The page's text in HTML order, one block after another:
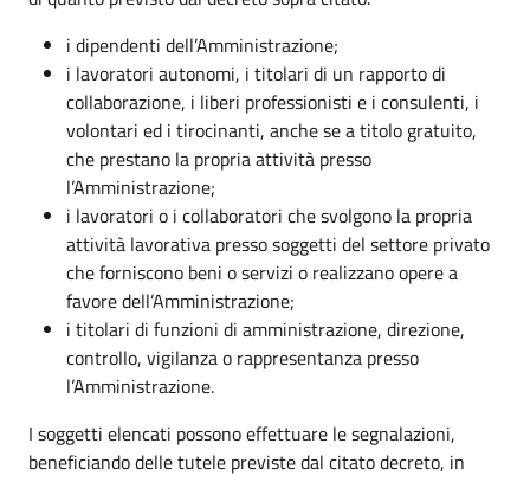
i dipendenti dell’Amministrazione;
i lavoratori autonomi, i titolari di un rapporto di
collaborazione, i liberi professionisti e i consulenti, i
volontari ed i tirocinanti, anche se a titolo gratuito,
che prestano la propria attività presso
l’Amministrazione;
i lavoratori o i collaboratori che svolgono la propria
attività lavorativa presso soggetti del settore privato
che forniscono beni o servizi o realizzano opere a
favore dell’Amministrazione;
i titolari di funzioni di amministrazione, direzione,
controllo, vigilanza o rappresentanza presso
l’Amministrazione.
I soggetti elencati possono effettuare le segnalazioni,
beneficiando delle tutele previste dal citato decreto, in